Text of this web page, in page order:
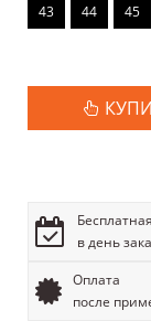
43 44 45
в день
Оплата
после